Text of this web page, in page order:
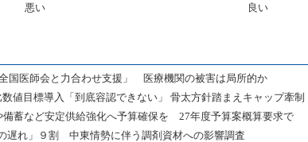
悪い
良い
国医師会と力合わせ支援」 医療機関の被害は局所的か
値目標導入「到底容認できない」 骨太方針踏まえキャップ牽制
蓄など安定供給強化へ予算確保を 27年度予算案概算要求で
遅れ」９割 中東情勢に伴う調剤資材への影響調査